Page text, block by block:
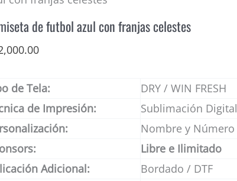
de futbol azul con franjas celestes
de Tela:
DRY / WIN FRESH
de Impresión:
Sublimación Digital
Nombre y Número
Libre e Ilimitado
Adicional:
Bordado / DTF